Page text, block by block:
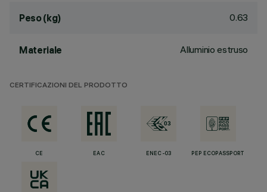
Peso (kg) 0.63
Materiale Alluminio estruso
CERTIFICAZIONI DEL PRODOTTO
CE EAC ENEC-03 PEP ECOPASSPORT